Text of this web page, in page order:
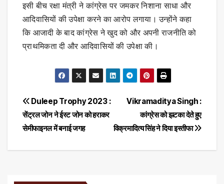
इसी बीच रक्षा मंत्री ने कांग्रेस पर जमकर निशाना साधा और
आदिवासियों की उपेक्षा करने का आरोप लगाया। उन्होंने कहा
कि आजादी के बाद कांग्रेस ने खुद को और अपनी राजनीति को
प्राथमिकता दी और आदिवासियों की उपेक्षा की।
Post
navigation
Vikramaditya Singh :
कांग्रेस को झटका देते हुए
विक्रमादित्य सिंह ने दिया इस्तीफा
Duleep Trophy 2023 :
सेंट्रल जोन ने ईस्ट जोन को हराकर
सेमीफाइनल में बनाई जगह